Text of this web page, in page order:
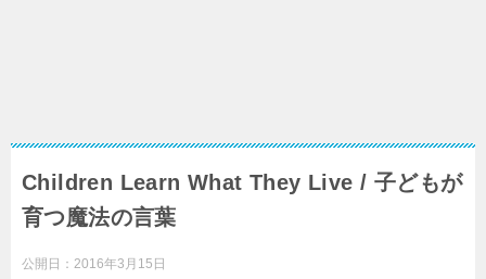
Children Learn What They Live / 子どもが
育つ魔法の言葉
公開日： 2016年3月15日